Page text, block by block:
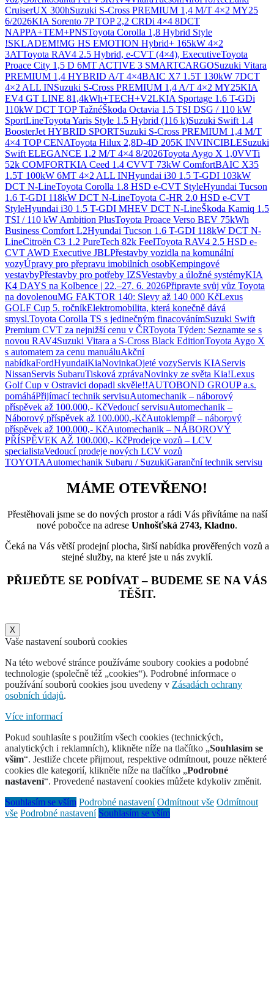
CruiserUX 300hSuzuki S-Cross PREMIUM 1,4 M/T 4×2 MY25
6/2026KIA Sorento 7P TOP 2,2 CRDi 4×4 8DCT
NAPPA+TEM+PNSToyota Corolla 1,8 Hybrid Style
!SKLADEM!MG HS EMOTION Hybrid+ 165kW 4×2
3ATToyota RAV4 2.5 Hybrid, e-CVT (4×4), ExecutiveToyota
Proace City 1,5 D 6MT ACTIVE 3 SMARTCARGOSuzuki Vitara
PREMIUM 1,4 HYBRID A/T 4×4BAIC X7 1.5T 130kW 7DCT
4×2 ALL INSuzuki S-Cross PREMIUM 1,4 A/T 4×2 MY25KIA
EV4 GT LINE 81,4kWh+TECH+V2LKIA Sportage 1.6 T-GDi
110kW DCT TOP TažnéŠkoda Octavia 1.5 TSI DSG / 110 kW
SportLineToyota Yaris Style 1.5 Hybrid (116 k)Suzuki Swift 1.4
BoosterJet HYBRID SPORTSuzuki S-Cross PREMIUM 1,4 M/T
4×4 TOP CENAToyota Hilux 2,8D-4D 205K INVINCIBLESuzuki
Swift ELEGANCE 1.2 M/T 4×4 8/2026Toyota Aygo X 1,0VVTi
52k COMFORTKIA Ceed 1.4 CVVT 73kW ComfortBAIC X35
1.5T 100kW 6MT 4×2 ALL INHyundai i30 1.5 T-GDI 103kW
DCT N-LineToyota Corolla 1.8 HSD e-CVT StyleHyundai Tucson
1.6 T-GDI 118kW DCT N-LineToyota C-HR 2.0 HSD e-CVT
StyleHyundai i30 1.5 T-GDI MHEV DCT N-LineŠkoda Kamiq 1.5
TSI / 110 kW Ambition PlusToyota Proace Verso BEV 75kWh
Business Comfort L2Hyundai Tucson 1.6 T-GDI 118kW DCT N-
LineCitroën C3 1.2 PureTech 82k FeelToyota RAV4 2.5 HSD e-
CVT AWD Executive JBLPřestavby vozidla na komunální
vozyÚpravy pro přepravu imobilních osobKempingové
vestavbyPřestavby pro potřeby IZSVestavby a úložné systémyKIA
K4 DAYS na Kolbence | 22.–27. 6. 2026Připravte svůj vůz Toyota
na dovolenouMG FAKTOR 140: Slevy až 140 000 KčLexus
GOLF Cup 5. ročníkElektromobilita, která konečně dává
smysl.Toyota Corolla TS s jedinečným finacovánímSuzuki Swift
Premium CVT za nejnižší cenu v ČRToyota Týden: Seznamte se s
novou RAV4Suzuki Vitara a S-Cross Black EditionToyota Aygo X
s automatem za cenu manuáluAkční
nabídkaFordHyundaiKiaNovinkaOjeté vozyServis KIAServis
NissanServis SubaruTisková zprávaNovinky ze světa Kia!Lexus
Golf Cup v Ostravici dopadl skvěle!!AUTOBOND GROUP a.s.
pomáháPřijímací technik servisuAutomechanik – náborový
příspěvek až 100.000,- KčVedoucí servisuAutomechanik –
Náborový příspěvek až 100.000,-KčAutoklempíř – náborový
příspěvek až 100.000,- KčAutomechanik – NÁBOROVÝ
PŘÍSPĚVEK AŽ 100.000,- KčProdejce vozů – LCV
specialistaVedoucí prodeje nových LCV vozů
TOYOTAAutomechanik Subaru / SuzukiGaranční technik servisu
MÁME OTEVŘENO!
Přestěhovali jsme se do nových prostor a rádi Vás přivítáme na naší
nové pobočce na adrese Unhošťská 2743, Kladno.
Čeká na Vás větší prodejní plocha, širší nabídka prověřených vozů a
stejné služby, na které jste u nás zvyklí.
PŘIJEĎTE SE PODÍVAT – BUDEME SE NA VÁS
TĚŠIT.
X
Vaše nastavení souborů cookies
Na této webové stránce používáme soubory cookies a podobné
technologie (společně též „cookies“). Podrobné informace o
používání souborů cookies jsou uvedeny v Zásadách ochrany
osobních údajů.
Více informací
Pokud souhlasíte s použitím všech cookies (technických,
analytických i reklamních), klikněte níže na tlačítko „Souhlasím se
vším“. Jestliže chcete přijmout, respektive odmítnout, pouze některé
cookies dle kategorií, klikněte níže na tlačítko „Podrobné
nastavení“. Provedené nastavení cookies můžete kdykoliv změnit.
Souhlasím se vším Podrobné nastavení Odmítnout vše Odmítnout
vše Podrobné nastavení Souhlasím se vším